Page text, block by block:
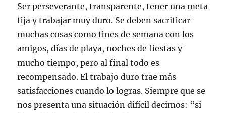
Ser perseverante, transparente, tener una meta
fija y trabajar muy duro. Se deben sacrificar
muchas cosas como fines de semana con los
amigos, días de playa, noches de fiestas y
mucho tiempo, pero al final todo es
recompensado. El trabajo duro trae más
satisfacciones cuando lo logras. Siempre que se
nos presenta una situación difícil decimos: “si